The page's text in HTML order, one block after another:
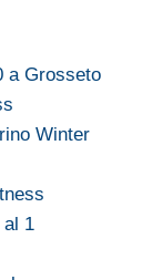
a Grosseto
Winter
al 1